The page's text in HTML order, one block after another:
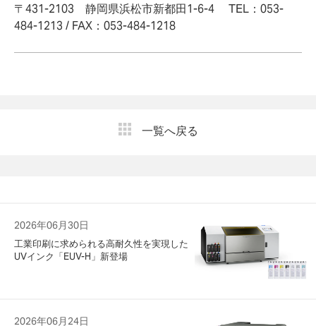
〒431-2103 静岡県浜松市新都田1-6-4 TEL：053-
484-1213 / FAX：053-484-1218
一覧へ戻る
2026年06月30日
工業印刷に求められる高耐久性を実現した
UVインク「EUV-H」新登場
2026年06月24日